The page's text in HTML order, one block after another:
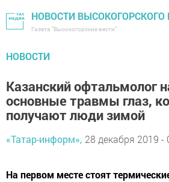
НОВОСТИ ВЫСОКОГОРСКОГО
Газета "Высокогорские вести"
НОВОСТИ
Казанский офтальмолог
основные травмы глаз,
получают люди зимой
«Татар-информ», 28 декабря 2019 -
На первом месте стоят